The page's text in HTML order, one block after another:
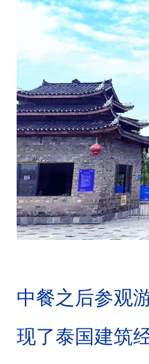
中餐之后参观
现了泰国建筑